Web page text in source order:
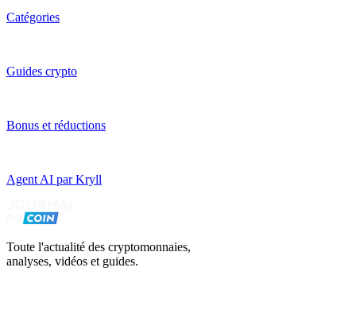
Catégories
Guides crypto
Bonus et réductions
Agent AI par Kryll
Toute l'actualité des cryptomonnaies,
analyses, vidéos et guides.